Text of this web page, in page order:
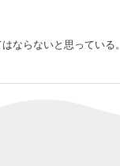
ならないと思っている。